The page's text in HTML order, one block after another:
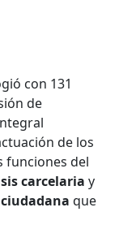
con 131
de
de los
funciones del
carcelariay
que